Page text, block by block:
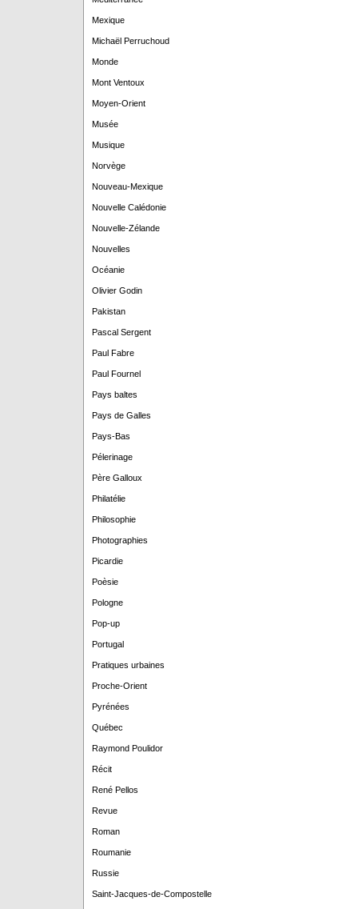
Mexique
Michaël Perruchoud
Monde
Mont Ventoux
Moyen-Orient
Musée
Musique
Norvège
Nouveau-Mexique
Nouvelle Calédonie
Nouvelle-Zélande
Nouvelles
Océanie
Olivier Godin
Pakistan
Pascal Sergent
Paul Fabre
Paul Fournel
Pays baltes
Pays de Galles
Pays-Bas
Pélerinage
Père Galloux
Philatélie
Philosophie
Photographies
Picardie
Poèsie
Pologne
Pop-up
Portugal
Pratiques urbaines
Proche-Orient
Pyrénées
Québec
Raymond Poulidor
Récit
René Pellos
Revue
Roman
Roumanie
Russie
Saint-Jacques-de-Compostelle